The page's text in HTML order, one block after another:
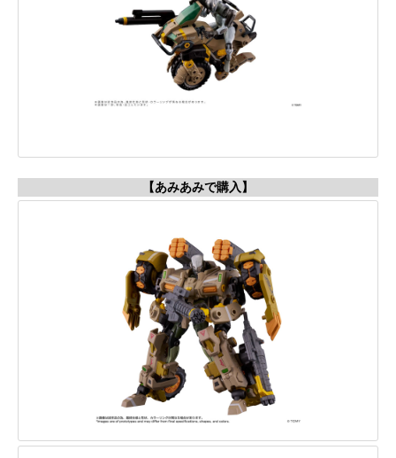
【あみあみで購入】